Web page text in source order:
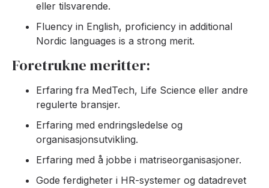
eller tilsvarende.
Fluency in English, proficiency in additional
Nordic languages is a strong merit.
Foretrukne meritter:
Erfaring fra MedTech, Life Science eller andre
regulerte bransjer.
Erfaring med endringsledelse og
organisasjonsutvikling.
Erfaring med å jobbe i matriseorganisasjoner.
Gode ferdigheter i HR-systemer og datadrevet